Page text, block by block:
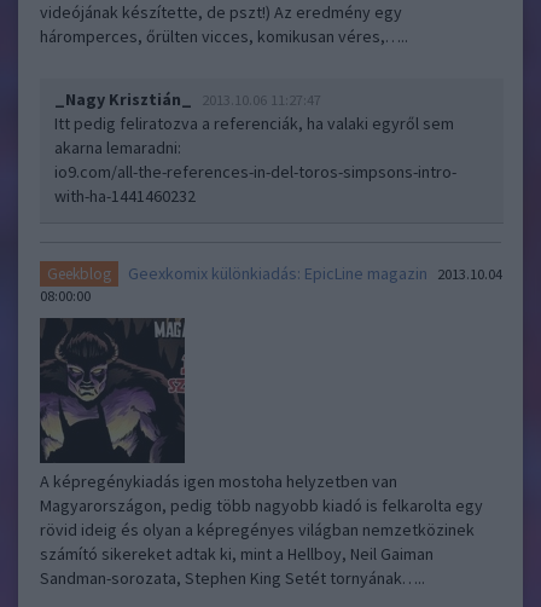
videójának készítette, de pszt!) Az eredmény egy
háromperces, őrülten vicces, komikusan véres,…..
_Nagy Krisztián_ 2013.10.06 11:27:47
Itt pedig feliratozva a referenciák, ha valaki egyről sem
akarna lemaradni:
io9.com/all-the-references-in-del-toros-simpsons-intro-
with-ha-1441460232
Geekblog Geexkomix különkiadás: EpicLine magazin
2013.10.04
08:00:00
A képregénykiadás igen mostoha helyzetben van
Magyarországon, pedig több nagyobb kiadó is felkarolta egy
rövid ideig és olyan a képregényes világban nemzetközinek
számító sikereket adtak ki, mint a Hellboy, Neil Gaiman
Sandman-sorozata, Stephen King Setét tornyának…..